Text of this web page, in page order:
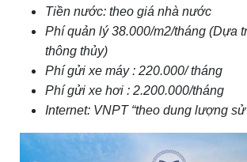
Tiền nước: theo giá nhà nước
Phí quản lý 38.000/m2/tháng (Dựa
thông thủy)
Phí gửi xe máy : 220.000/ tháng
Phí gửi xe hơi : 2.200.000/tháng
Internet: VNPT “theo dung lượng sử